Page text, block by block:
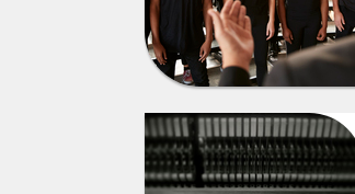
Örebro län
Grillby
Gränna
Gävle
Göteborg